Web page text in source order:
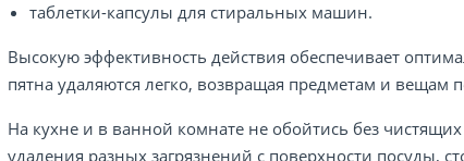
таблетки-капсулы для стиральных машин.
Высокую эффективность действия обеспечивает
пятна удаляются легко, возвращая предметам и
На кухне и в ванной комнате не обойтись без
удаления разных загрязнений с поверхности посуды,